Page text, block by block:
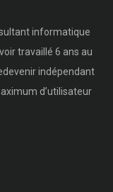
informatique
travaillé 6 ans au
indépendant
d’utilisateur